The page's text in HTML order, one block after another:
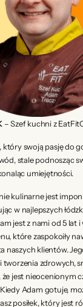
– Szef kuchni z
który swoją pasję do
stale podnosząc
umiejętności.
kulinarne jest
w najlepszych
jest z nami od 5 lat i
które zaspokoiły
naszych klientów.
tworzenia zdrowych,
że jest nieocenionym
Kiedy Adam gotuje,
posiłek, który jest